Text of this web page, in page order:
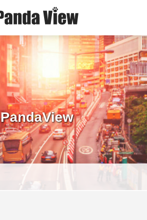
PandaView